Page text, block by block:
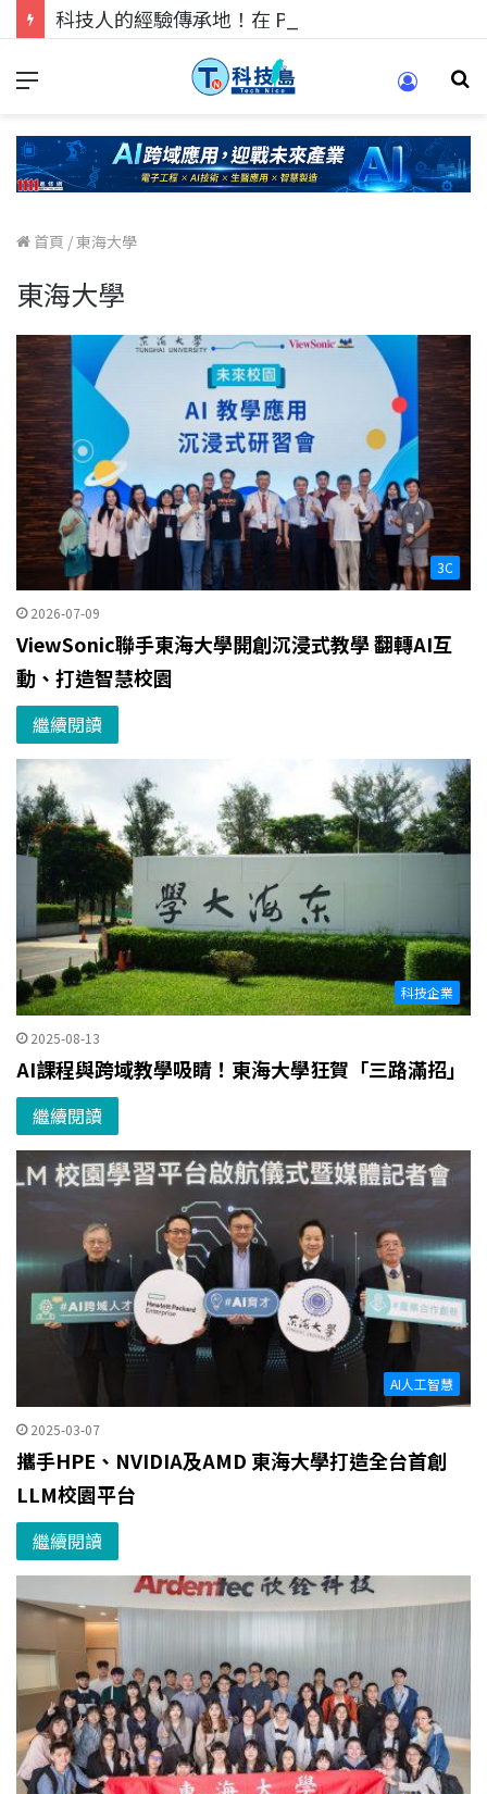
首頁 /東海大學
東海大學
3C
2026-07-09
ViewSonic聯手東海大學開創沉浸式教學 翻轉AI互
動、打造智慧校園
繼續閱讀
科技企業
2025-08-13
AI課程與跨域教學吸睛！東海大學狂賀「三路滿招」
繼續閱讀
AI人工智慧
2025-03-07
攜手HPE、NVIDIA及AMD 東海大學打造全台首創
LLM校園平台
繼續閱讀